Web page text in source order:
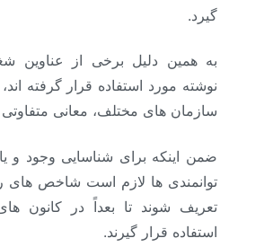
گیرد.
به همین دلیل برخی از عناوین
نوشته مورد استفاده قرار گرفته
سازمان های مختلف، معانی متفاوتی
ضمن اینکه برای شناسایی وجود و
توانمندی ها لازم است شاخص های
تعریف شوند تا بعداً در کانون
استفاده قرار گیرند.